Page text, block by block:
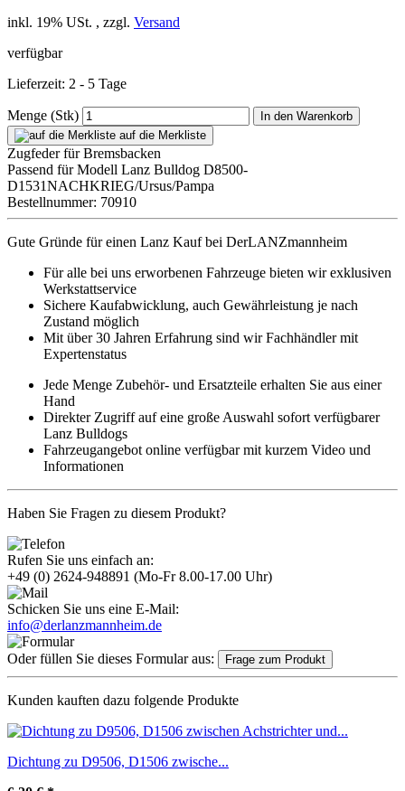
inkl. 19% USt. , zzgl. Versand
verfügbar
Lieferzeit: 2 - 5 Tage
Menge (Stk)
In den Warenkorb
auf die Merkliste
Zugfeder für Bremsbacken
Passend für Modell Lanz Bulldog D8500-
D1531NACHKRIEG/Ursus/Pampa
Bestellnummer: 70910
Gute Gründe für einen Lanz Kauf bei DerLANZmannheim
Für alle bei uns erworbenen Fahrzeuge bieten wir exklusiven
Werkstattservice
Sichere Kaufabwicklung, auch Gewährleistung je nach
Zustand möglich
Mit über 30 Jahren Erfahrung sind wir Fachhändler mit
Expertenstatus
Jede Menge Zubehör- und Ersatzteile erhalten Sie aus einer
Hand
Direkter Zugriff auf eine große Auswahl sofort verfügbarer
Lanz Bulldogs
Fahrzeugangebot online verfügbar mit kurzem Video und
Informationen
Haben Sie Fragen zu diesem Produkt?
Rufen Sie uns einfach an:
+49 (0) 2624-948891 (Mo-Fr 8.00-17.00 Uhr)
Schicken Sie uns eine E-Mail:
info@derlanzmannheim.de
Oder füllen Sie dieses Formular aus: Frage zum Produkt
Kunden kauften dazu folgende Produkte
Dichtung zu D9506, D1506 zwische...